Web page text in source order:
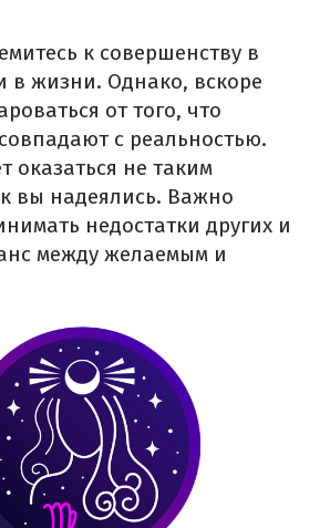
к совершенству в
в жизни. Однако, вскоре
от того, что
с реальностью.
оказаться не таким
вы надеялись. Важно
недостатки других и
между желаемым и